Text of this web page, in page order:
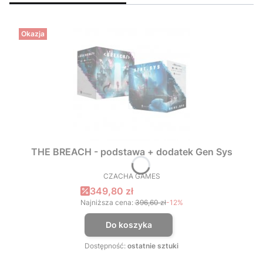
Okazja
THE BREACH - podstawa + dodatek Gen Sys
PRODUCENT
CZACHA GAMES
Cena promocyjna
349,80 zł
Najniższa cena: 396,60 zł-12%
Do koszyka
Dostępność: ostatnie sztuki